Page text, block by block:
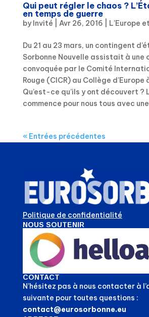
Qui peut régler le chaos ?
en temps de guerre
by Invité Avr 26, 2016 L'Europe
Du 21 au 23 mars, un contingent
Sorbonne Nouvelle assistait à une
convoquée par le Comité
Rouge (CICR) au Collège d’Europe
Qu’est-ce qu’ils y ont découvert ?
commence pour nous tous avec
« Entrées précédentes
Politique de confidentialité
NOUS SOUTENIR
CONTACT
N’hésitez pas à nous contacter à
suivante pour toutes questions :
contact@eurosorbonne.eu